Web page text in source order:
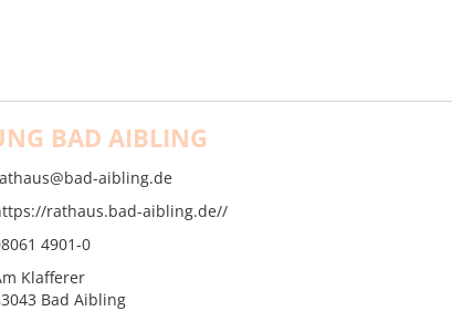
BAD AIBLING
aibling.de
rathaus.bad-aibling.de//
4901-0
Klafferer
Bad Aibling